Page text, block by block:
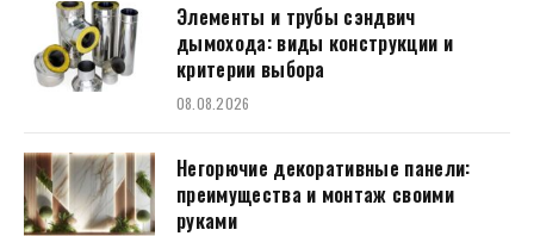
Элементы и трубы сэндвич
дымохода: виды конструкции и
критерии выбора
08.08.2026
Негорючие декоративные панели:
преимущества и монтаж своими
руками